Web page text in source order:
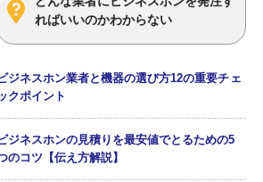
ればいいのかわからない
ジネスホン業者と機器の選び方12の重要チェ
クポイント
ジネスホンの見積りを最安値でとるための5
のコツ【伝え方解説】